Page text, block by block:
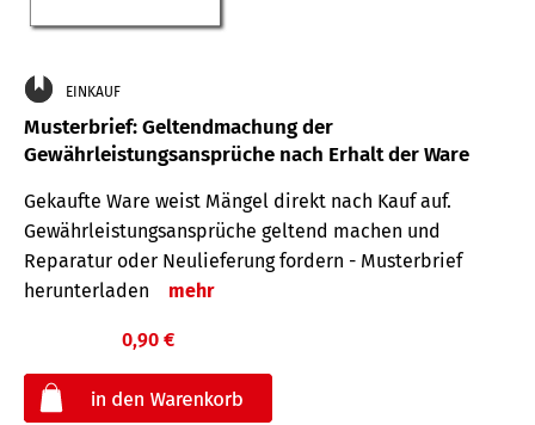
EINKAUF
Musterbrief: Geltendmachung der
Gewährleistungsansprüche nach Erhalt der Ware
Gekaufte Ware weist Mängel direkt nach Kauf auf.
Gewährleistungsansprüche geltend machen und
Reparatur oder Neulieferung fordern - Musterbrief
herunterladen
mehr
0,90 €